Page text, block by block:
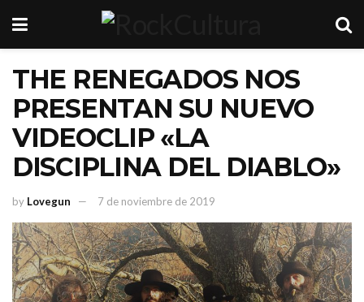
THE RENEGADOS NOS
PRESENTAN SU NUEVO
VIDEOCLIP «LA
DISCIPLINA DEL DIABLO»
by Lovegun 7 de noviembre de 2019